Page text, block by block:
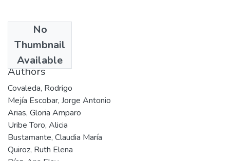
No
Thumbnail
Available
1997
Authors
Covaleda, Rodrigo
Mejía Escobar, Jorge Antonio
Arias, Gloria Amparo
Uribe Toro, Alicia
Bustamante, Claudia María
Quiroz, Ruth Elena